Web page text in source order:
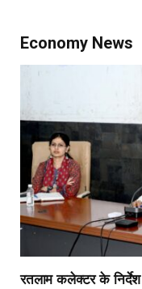
Economy News
रतलाम कलेक्टर के